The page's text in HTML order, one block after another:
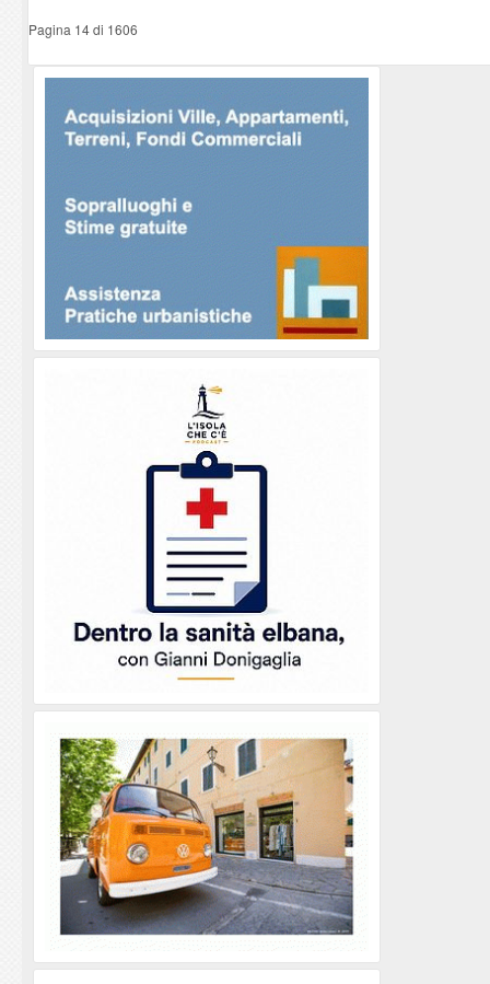
Pagina 14 di 1606